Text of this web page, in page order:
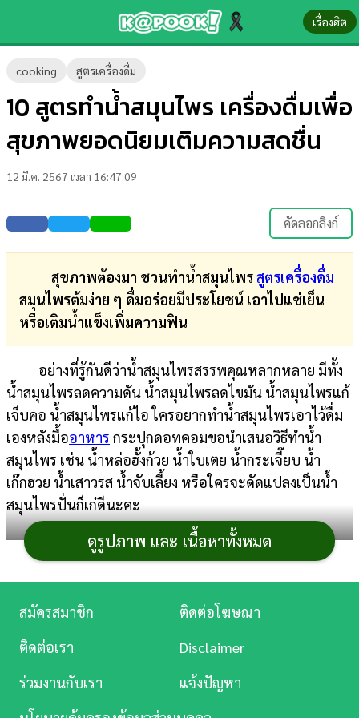
เรื่องฮิต
cooking สูตรเครื่องดื่ม
10 สูตรทำน้ำสมุนไพร เครื่องดื่มเพื่อ
สุขภาพยอดนิยมเติมความสดชื่น
12 มี.ค. 2567 เวลา 16:47:09
คัดลอกลิงก์
สุขภาพต้องมา ชวนทำน้ำสมุนไพรสูตรเครื่องดื่ม
สมุนไพรต้มง่าย ๆ ดื่มอร่อยมีประโยชน์ เอาไปแช่เย็น
หรือเติมน้ำแข็งเพิ่มความฟิน
อย่างที่รู้กันดีว่าน้ำสมุนไพรสรรพคุณหลากหลาย มีทั้ง
น้ำสมุนไพรลดความดัน น้ำสมุนไพรลดไขมัน น้ำสมุนไพรแก้
เจ็บคอ น้ำสมุนไพรแก้ไอ ใครอยากทำน้ำสมุนไพรเอาไว้ดื่ม
เองหลังมื้ออาหาร กระปุกดอทคอมขอนำเสนอวิธีทำน้ำ
สมุนไพร เช่น น้ำหล่อฮั้งก้วย น้ำใบเตย น้ำกระเจี๊ยบ น้ำ
เก๊กฮวย น้ำเสาวรส น้ำจับเลี้ยง หรือใครจะดัดแปลงเป็นน้ำ
สมุนไพรปั่นก็เก๋ดีนะคะ
สูตรน้ำสมุนไพร
1. น้ำหล่อฮั้งก้วย
ดูรูปภาพ และ เนื้อหาทั้งหมด
ข่าว-
ความ
รู้
บันเทิง
ตรวจ
ผล
บอล
สด
การ
เงิน
การ
ศึกษา
บันเทิง
ดู
Music
สมัครสมาชิก
ติดต่อโฆษณา
ติดต่อเรา
Disclaimer
ร่วมงานกับเรา
แจ้งปัญหา